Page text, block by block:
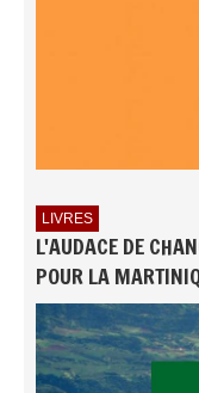
LIVRES
L'AUDACE DE
POUR LA